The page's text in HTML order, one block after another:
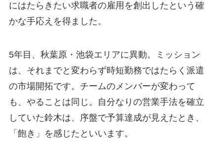
にはたらきたい求職者の雇用を創出したという確
かな手応えを得ました。
5年目、秋葉原・池袋エリアに異動。ミッション
は、それまでと変わらず時短勤務ではたらく派遣
の市場開拓です。チームのメンバーが変わって
も、やることは同じ。自分なりの営業手法を確立
していた鈴木は、序盤で予算達成が見えたとき、
「飽き」を感じたといいます。